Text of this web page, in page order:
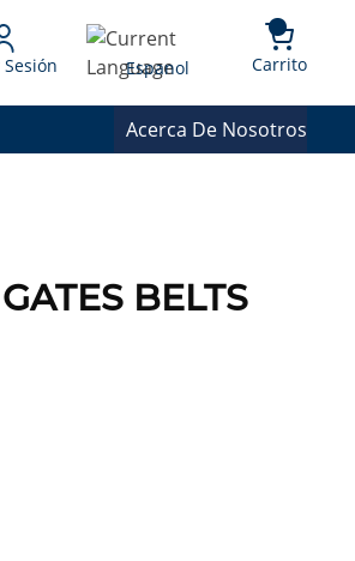
Language
Espanol Carrito{0}
Acerca De Nosotros
BELTS